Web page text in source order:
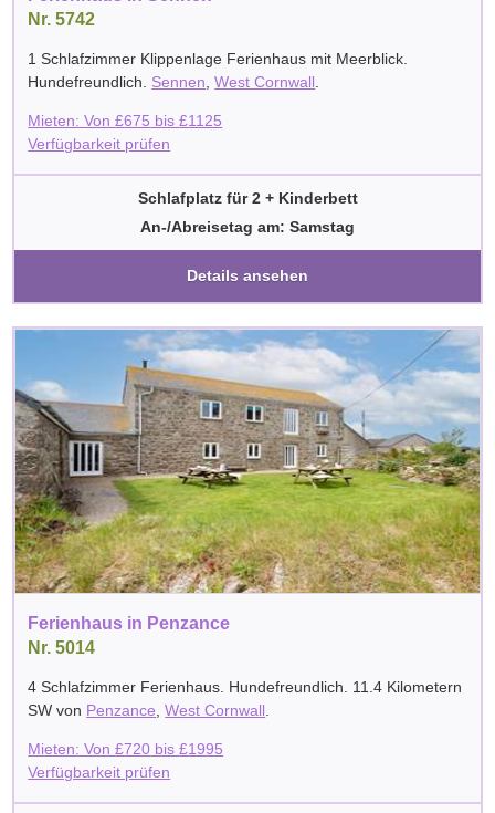
Nr. 5742
1 Schlafzimmer Klippenlage Ferienhaus mit Meerblick.
Hundefreundlich. Sennen ,West Cornwall
Mieten: Von£675 bis£1125
Verfügbarkeit prüfen
Schlafplatz für 2 + Kinderbett
An-/Abreisetag am: Samstag
Details ansehen
Ferienhaus in Penzance
Nr. 5014
4 Schlafzimmer Ferienhaus. Hundefreundlich. 11.4 Kilometern
SW von Penzance ,West Cornwall
Mieten: Von£720 bis£1995
Verfügbarkeit prüfen